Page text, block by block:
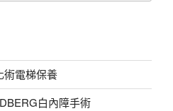
術電梯保養
白內障手術